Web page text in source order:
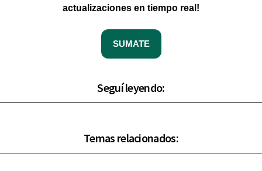
actualizaciones en tiempo real!
SUMATE
Seguí leyendo:
Temas relacionados: